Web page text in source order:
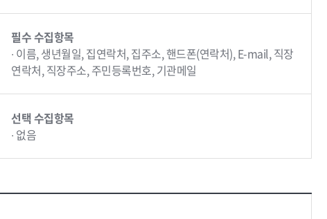
필수 수집항목
∙ 이름, 생년월일, 집연락처, 집주소, 핸드폰(연락처), E-mail, 직장
연락처, 직장주소, 주민등록번호, 기관메일
선택 수집항목
∙ 없음